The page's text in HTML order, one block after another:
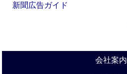
新聞広告ガイド
会社案内